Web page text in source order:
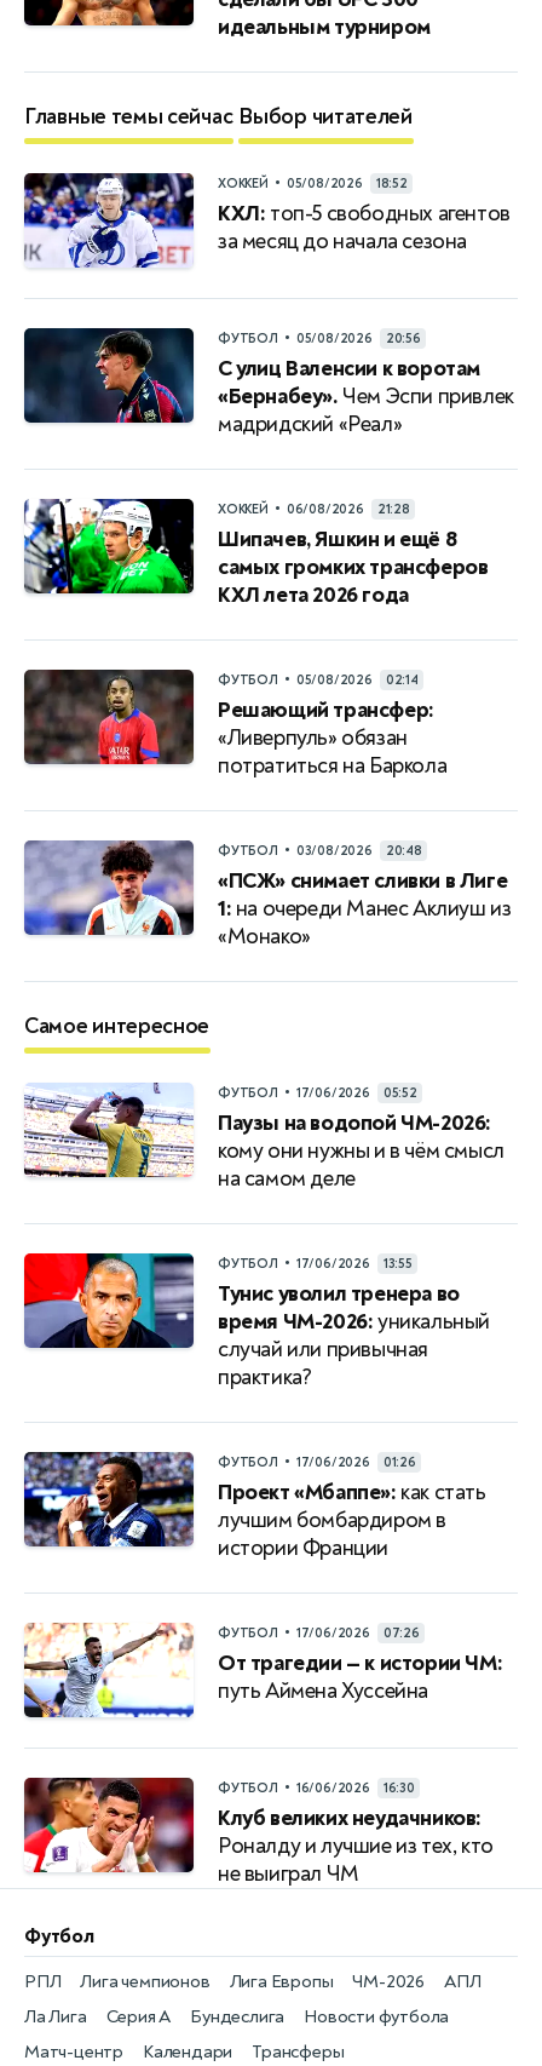
идеальным турниром
Главные темы сейчас Выбор читателей
ХОККЕЙ • 05/08/2026 18:52
КХЛ: топ-5 свободных агентов
за месяц до начала сезона
ФУТБОЛ • 05/08/2026 20:56
С улиц Валенсии к воротам
«Бернабеу». Чем Эспи привлек
мадридский «Реал»
ХОККЕЙ • 06/08/2026 21:28
Шипачев, Яшкин и ещё 8
самых громких трансферов
КХЛ лета 2026 года
ФУТБОЛ • 05/08/2026 02:14
Решающий трансфер:
«Ливерпуль» обязан
потратиться на Баркола
ФУТБОЛ • 03/08/2026 20:48
«ПСЖ» снимает сливки в Лиге
1: на очереди Манес Аклиуш из
«Монако»
Самое интересное
ФУТБОЛ • 17/06/2026 05:52
Паузы на водопой ЧМ-2026:
кому они нужны и в чём смысл
на самом деле
ФУТБОЛ • 17/06/2026 13:55
Тунис уволил тренера во
время ЧМ-2026:уникальный
случай или привычная
практика?
ФУТБОЛ • 17/06/2026 01:26
Проект «Мбаппе»: как стать
лучшим бомбардиром в
истории Франции
ФУТБОЛ • 17/06/2026 07:26
От трагедии — к истории ЧМ:
путь Аймена Хуссейна
ФУТБОЛ • 16/06/2026 16:30
Клуб великих неудачников:
Роналду и лучшие из тех, кто
не выиграл ЧМ
Футбол
Новости футбола
РПЛ
Матч-центр
Лига чемпионов
Календари
Лига Европы
Трансферы
ЧМ-2026 АПЛ
Ла Лига Серия А Бундеслига